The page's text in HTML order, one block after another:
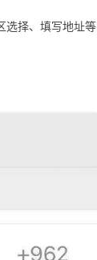
选择、填写地址等